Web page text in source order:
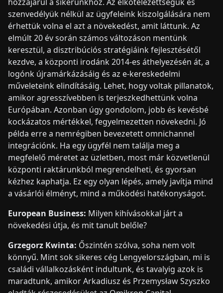
szenvedélyük nélkül az ügyfeleink kiszolgálására nem
érhettük volna el azt a növekedést, amit láttunk. Az
elmúlt 20 év során számos változáson mentünk
keresztül, a disztribúciós stratégiáink fejlesztésétől
kezdve, a központi irodánk 2014-es áthelyezésén át, a
logónk újramárkázásáig és az e-kereskedelmi
műveleteink elindításáig. Lehet, hogy voltak pillanatok,
amikor agresszívebben is terjeszkedhettünk volna
Európában. Azonban úgy gondolom, jobb és kevésbé
kockázatos mértékkel, fegyelmezetten növekedni. Jó
példa erre a nemrégiben bevezetett omnichannel
integrációnk. Ha egy ügyfél nem találja meg a
megfelelő méretet az üzletben, most már közvetlenül
központi raktárunkból megrendelheti, és gyorsan
kézhez kaphatja. Ez egy olyan lépés, amely javítja mind
a vásárlói élményt, mind a működési hatékonyságot.
European Business: Milyen kihívásokkal járt a
növekedési útja, és mit tanult belőle?
Grzegorz Kwinta: Őszintén szólva, soha nem volt
könnyű. Mint sok sikeres cég Lengyelországban, mi is
családi vállalkozásként indultunk, és tavalyig azok is
maradtunk, amikor Arkadiusz és Przemysław Szyszko